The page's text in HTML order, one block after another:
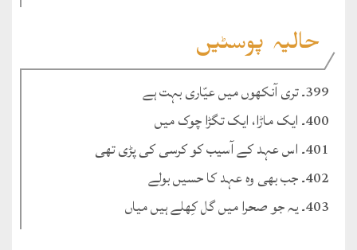
حالیہ پوسٹیں
399۔ تری آنکھوں میں عیّاری بہت ہے
400۔ ایک ماڑا، ایک تگڑا چوک میں
401۔ اس عہد کے آسیب کو کرسی کی پڑی تھی
402۔ جب بھی وہ عہد کا حسیں بولے
403۔ یہ جو صحرا میں گل کِھلے ہیں میاں